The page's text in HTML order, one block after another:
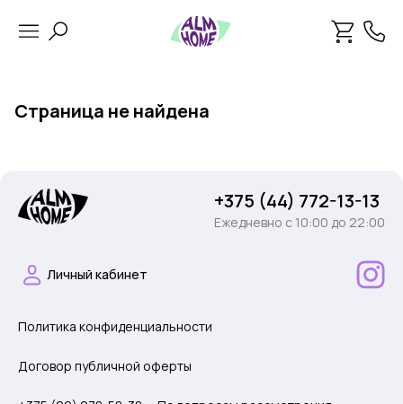
Страница не найдена
+375 (44) 772-13-13
Ежедневно c 10:00 до 22:00
Личный кабинет
Политика конфиденциальности
Договор публичной оферты